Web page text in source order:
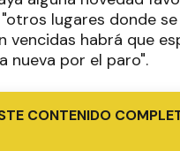
lugares donde
vencidas habrá que
nueva por el paro".
CONTENIDO